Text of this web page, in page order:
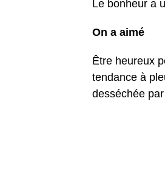
Le bonheur a
On a aimé
Être heureux
tendance à
desséchée